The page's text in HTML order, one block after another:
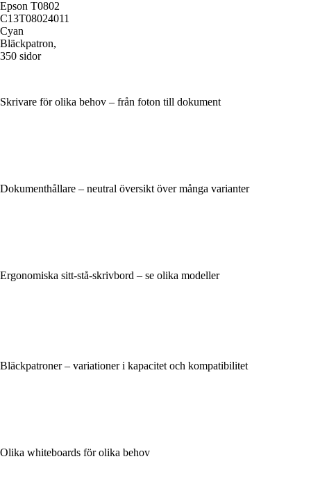
Epson T0802
C13T08024011
Cyan
Bläckpatron,
350 sidor
Skrivare för olika behov – från foton till dokument
Dokumenthållare – neutral översikt över många varianter
Ergonomiska sitt-stå-skrivbord – se olika modeller
Bläckpatroner – variationer i kapacitet och kompatibilitet
Olika whiteboards för olika behov